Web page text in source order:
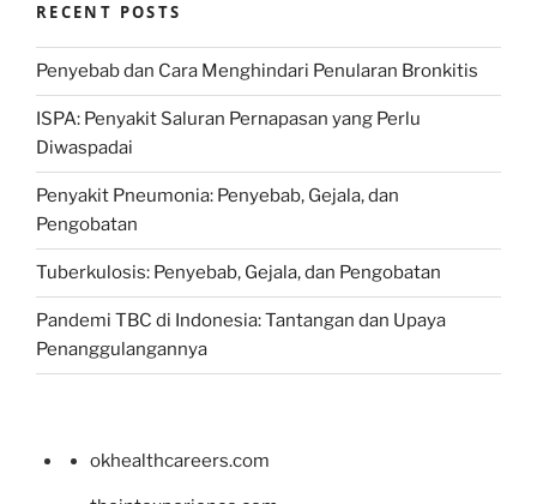
RECENT POSTS
Penyebab dan Cara Menghindari Penularan Bronkitis
ISPA: Penyakit Saluran Pernapasan yang Perlu
Diwaspadai
Penyakit Pneumonia: Penyebab, Gejala, dan
Pengobatan
Tuberkulosis: Penyebab, Gejala, dan Pengobatan
Pandemi TBC di Indonesia: Tantangan dan Upaya
Penanggulangannya
okhealthcareers.com